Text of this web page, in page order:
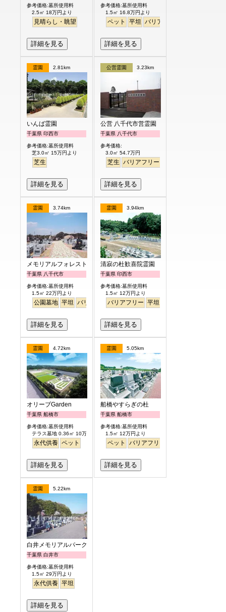
参考価格:墓所使用料
2.5㎡ 18万円より
見晴らし・眺望
詳細を見る
参考価格:墓所使用料
1.5㎡ 16.8万円より
ペット 平坦 バリアフリー
詳細を見る
霊園 2.81km
いんば霊園
千葉県 印西市
参考価格:墓所使用料
芝3.0㎡ 15万円より
芝生
詳細を見る
公営霊園 3.23km
公営 八千代市営霊園
千葉県 八千代市
参考価格:
3.0㎡ 54.7万円
芝生 バリアフリー
詳細を見る
霊園 3.74km
メモリアルフォレスト八千代
千葉県 八千代市
参考価格:墓所使用料
1.5㎡ 22万円より
公園墓地 平坦 バリアフリー
詳細を見る
霊園 3.94km
清寂の杜歓喜院霊園
千葉県 印西市
参考価格:墓所使用料
1.5㎡ 12万円より
バリアフリー 平坦
詳細を見る
霊園 4.72km
オリーブGarden
千葉県 船橋市
参考価格:墓所使用料
テラス墓地 0.36㎡ 10万円より
永代供養 ペット
詳細を見る
霊園 5.05km
船橋やすらぎの杜
千葉県 船橋市
参考価格:墓所使用料
1.5㎡ 12万円より
ペット バリアフリー
詳細を見る
霊園 5.22km
白井メモリアルパーク
千葉県 白井市
参考価格:墓所使用料
1.5㎡ 29万円より
永代供養 平坦
詳細を見る